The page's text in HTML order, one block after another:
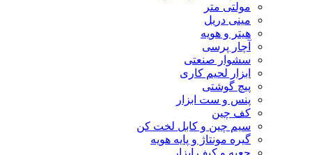
مولتی متر
مینی دریل
هیتر و هویه
آچار پرسی
سشوار صنعتی
ابزار لحیم کاری
پیچ گوشتی
پنس و ست ابزار
کف چین
سیم چین و کابل لخت کن
گیره مونتاژ و پایه هویه
جعبه و کیف ابزار